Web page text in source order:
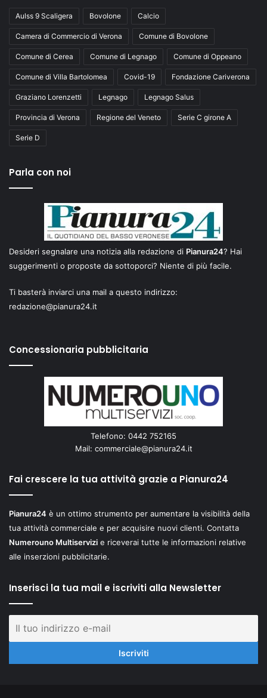
Aulss 9 Scaligera Bovolone Calcio
Camera di Commercio di Verona Comune di Bovolone
Comune di Cerea Comune di Legnago Comune di Oppeano
Comune di Villa Bartolomea Covid-19 Fondazione Cariverona
Graziano Lorenzetti Legnago Legnago Salus
Provincia di Verona Regione del Veneto Serie C girone A
Serie D
Parla con noi
Desideri segnalare una notizia alla redazione di Pianura24? Hai
suggerimenti o proposte da sottoporci? Niente di più facile.
Ti basterà inviarci una mail a questo indirizzo:
redazione@pianura24.it
Concessionaria pubblicitaria
Telefono: 0442 752165
Mail: commerciale@pianura24.it
Fai crescere la tua attività grazie a Pianura24
Pianura24 è un ottimo strumento per aumentare la visibilità della
tua attività commerciale e per acquisire nuovi clienti. Contatta
Numerouno Multiservizi e riceverai tutte le informazioni relative
alle inserzioni pubblicitarie.
Inserisci la tua mail e iscriviti alla Newsletter